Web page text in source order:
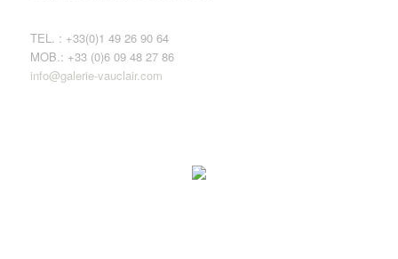
TEL. : +33(0)1 49 26 90 64
MOB.: +33 (0)6 09 48 27 86
info@galerie-vauclair.com